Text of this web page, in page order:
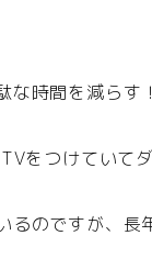
時間を減らす
をつけていて
のですが、長